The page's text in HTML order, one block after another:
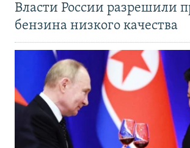
Власти России разрешили
бензина низкого качества